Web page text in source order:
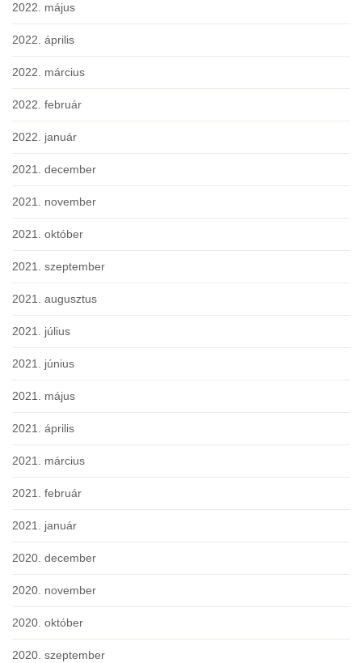
2022. május
2022. április
2022. március
2022. február
2022. január
2021. december
2021. november
2021. október
2021. szeptember
2021. augusztus
2021. július
2021. június
2021. május
2021. április
2021. március
2021. február
2021. január
2020. december
2020. november
2020. október
2020. szeptember